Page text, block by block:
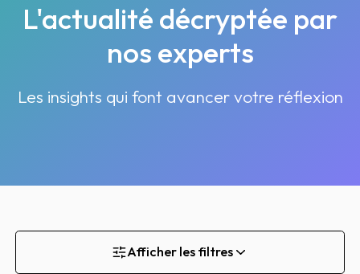
L'actualité décryptée par
nos experts
Les insights qui font avancer votre réflexion
Afficher les filtres